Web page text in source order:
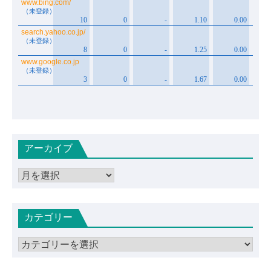
アーカイブ
ア
イカテゴリー
カ